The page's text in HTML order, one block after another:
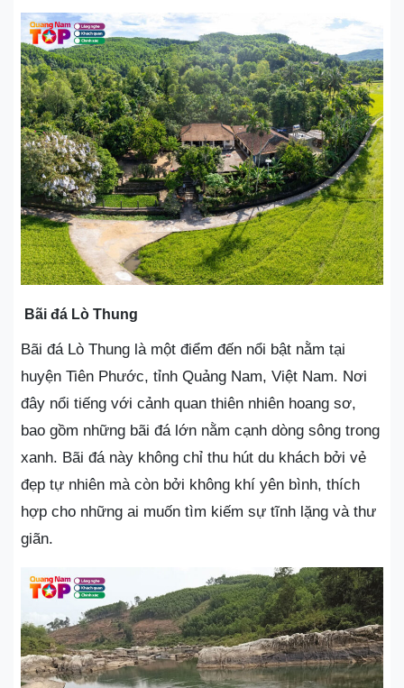
Bãi đá Lò Thung
Bãi đá Lò Thung là một điểm đến nổi bật nằm tại
huyện Tiên Phước, tỉnh Quảng Nam, Việt Nam. Nơi
đây nổi tiếng với cảnh quan thiên nhiên hoang sơ,
bao gồm những bãi đá lớn nằm cạnh dòng sông trong
xanh. Bãi đá này không chỉ thu hút du khách bởi vẻ
đẹp tự nhiên mà còn bởi không khí yên bình, thích
hợp cho những ai muốn tìm kiếm sự tĩnh lặng và thư
giãn.